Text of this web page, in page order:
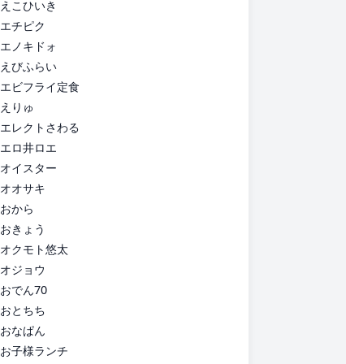
えこひいき
エチピク
エノキドォ
えびふらい
エビフライ定食
えりゅ
エレクトさわる
エロ井ロエ
オイスター
オオサキ
おから
おきょう
オクモト悠太
オジョウ
おでん70
おとちち
おなぱん
お子様ランチ